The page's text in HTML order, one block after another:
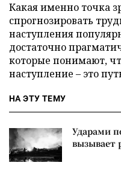
Какая именно точка
спрогнозировать
наступления
достаточно
которые понимают,
наступление – это
НА ЭТУ ТЕМУ
Ударами
вызывает